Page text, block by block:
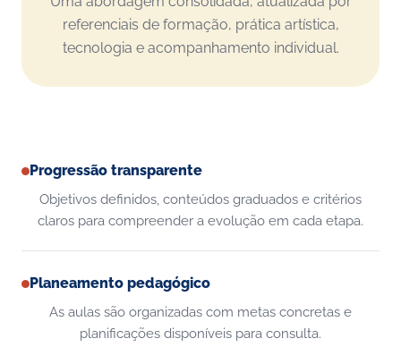
referenciais de formação, prática artística,
tecnologia e acompanhamento individual.
Progressão transparente
Objetivos definidos, conteúdos graduados e critérios
claros para compreender a evolução em cada etapa.
Planeamento pedagógico
As aulas são organizadas com metas concretas e
planificações disponíveis para consulta.